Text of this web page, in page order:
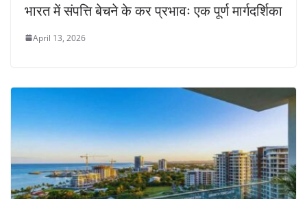
भारत में संपत्ति बेचने के कर प्रभावः एक पूर्ण मार्गदर्शिका
April 13, 2026